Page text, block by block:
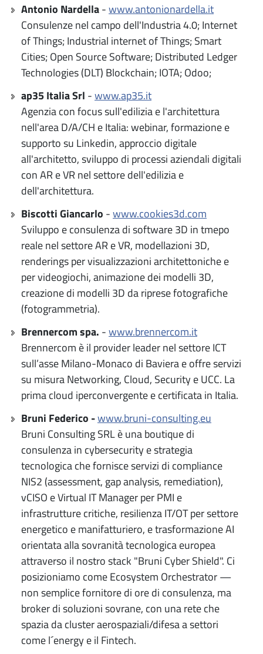
Antonio Nardella-www.antonionardella.it
Consulenze nel campo dell'Industria 4.0; Internet
of Things; Industrial internet of Things; Smart
Cities; Open Source Software; Distributed Ledger
Technologies (DLT) Blockchain; IOTA; Odoo;
ap35 Italia Srl -www.ap35.it
Agenzia con focus sull'edilizia e l'architettura
nell'area D/A/CH e Italia: webinar, formazione e
supporto su Linkedin, approccio digitale
all'architetto, sviluppo di processi aziendali digitali
con AR e VR nel settore dell'edilizia e
dell'architettura.
Biscotti Giancarlo -www.cookies3d.com
Sviluppo e consulenza di software 3D in tmepo
reale nel settore AR e VR, modellazioni 3D,
renderings per visualizzazioni architettoniche e
per videogiochi, animazione dei modelli 3D,
creazione di modelli 3D da riprese fotografiche
(fotogrammetria).
Brennercom spa. -www.brennercom.it
Brennercom è il provider leader nel settore ICT
sull’asse Milano-Monaco di Baviera e offre servizi
su misura Networking, Cloud, Security e UCC. La
prima cloud iperconvergente e certificata in Italia.
Bruni Federico -www.bruni-consulting.eu
Bruni Consulting SRL è una boutique di
consulenza in cybersecurity e strategia
tecnologica che fornisce servizi di compliance
NIS2 (assessment, gap analysis, remediation),
vCISO e Virtual IT Manager per PMI e
infrastrutture critiche, resilienza IT/OT per settore
energetico e manifatturiero, e trasformazione AI
orientata alla sovranità tecnologica europea
attraverso il nostro stack "Bruni Cyber Shield". Ci
posizioniamo come Ecosystem Orchestrator —
non semplice fornitore di ore di consulenza, ma
broker di soluzioni sovrane, con una rete che
spazia da cluster aerospaziali/difesa a settori
come l´energy e il Fintech.